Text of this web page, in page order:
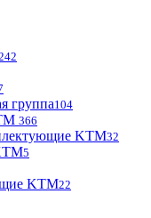
группа104
366
KTM32
5
KTM22